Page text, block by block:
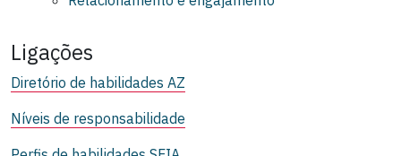
Ligações
Diretório de habilidades AZ
Níveis de responsabilidade